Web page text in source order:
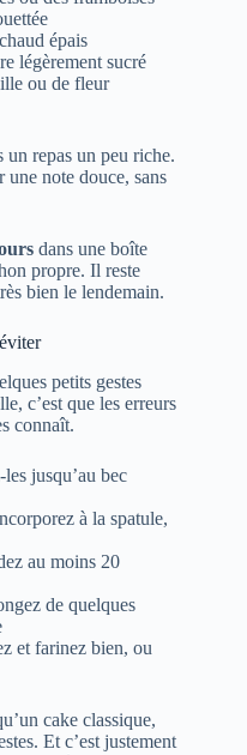
épais
légèrement sucré
ou de fleur
un repas un peu riche.
une note douce, sans
dans une boîte
propre. Il reste
bien le lendemain.
petits gestes
c’est que les erreurs
connaît.
les jusqu’au bec
à la spatule,
au moins 20
de quelques
et farinez bien, ou
cake classique,
Et c’est justement